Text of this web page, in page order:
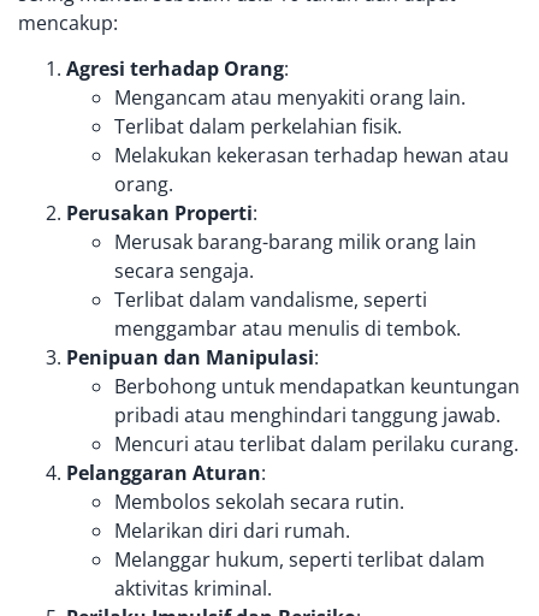
mencakup:
Agresi terhadap Orang:
Mengancam atau menyakiti orang lain.
Terlibat dalam perkelahian fisik.
Melakukan kekerasan terhadap hewan atau
orang.
Perusakan Properti:
Merusak barang-barang milik orang lain
secara sengaja.
Terlibat dalam vandalisme, seperti
menggambar atau menulis di tembok.
Penipuan dan Manipulasi:
Berbohong untuk mendapatkan keuntungan
pribadi atau menghindari tanggung jawab.
Mencuri atau terlibat dalam perilaku curang.
Pelanggaran Aturan:
Membolos sekolah secara rutin.
Melarikan diri dari rumah.
Melanggar hukum, seperti terlibat dalam
aktivitas kriminal.